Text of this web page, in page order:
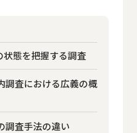
態を把握する調査
調査における広義の概
調査手法の違い